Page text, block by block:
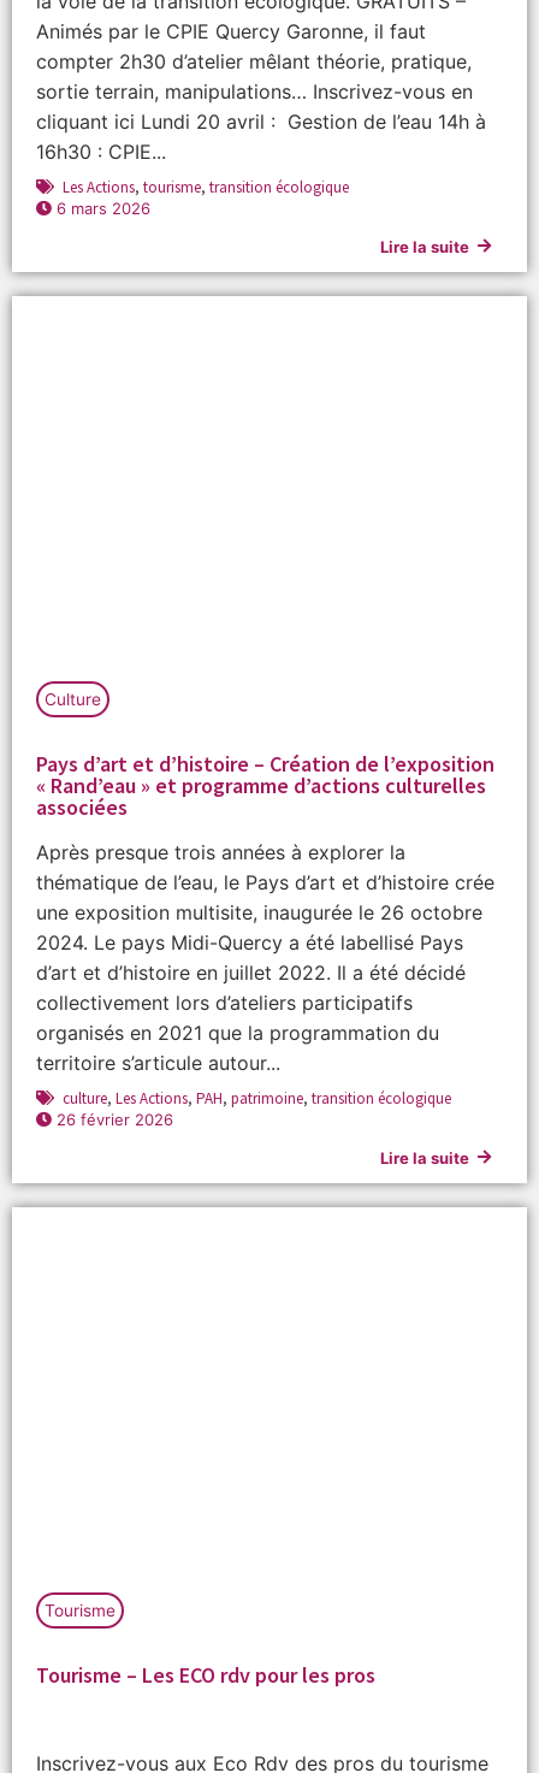
Animés par le CPIE Quercy Garonne, il faut
compter 2h30 d’atelier mêlant théorie, pratique,
sortie terrain, manipulations… Inscrivez-vous en
cliquant ici Lundi 20 avril : Gestion de l’eau 14h à
16h30 : CPIE...
Les Actions, tourisme, transition écologique
6 mars 2026
Lire la suite
Culture
Pays d’art et d’histoire – Création de l’exposition
« Rand’eau » et programme d’actions culturelles
associées
Après presque trois années à explorer la
thématique de l’eau, le Pays d’art et d’histoire crée
une exposition multisite, inaugurée le 26 octobre
2024. Le pays Midi-Quercy a été labellisé Pays
d’art et d’histoire en juillet 2022. Il a été décidé
collectivement lors d’ateliers participatifs
organisés en 2021 que la programmation du
territoire s’articule autour...
culture, Les Actions, PAH, patrimoine, transition écologique
26 février 2026
Lire la suite
Tourisme
Tourisme – Les ECO rdv pour les pros
Inscrivez-vous aux Eco Rdv des pros du tourisme